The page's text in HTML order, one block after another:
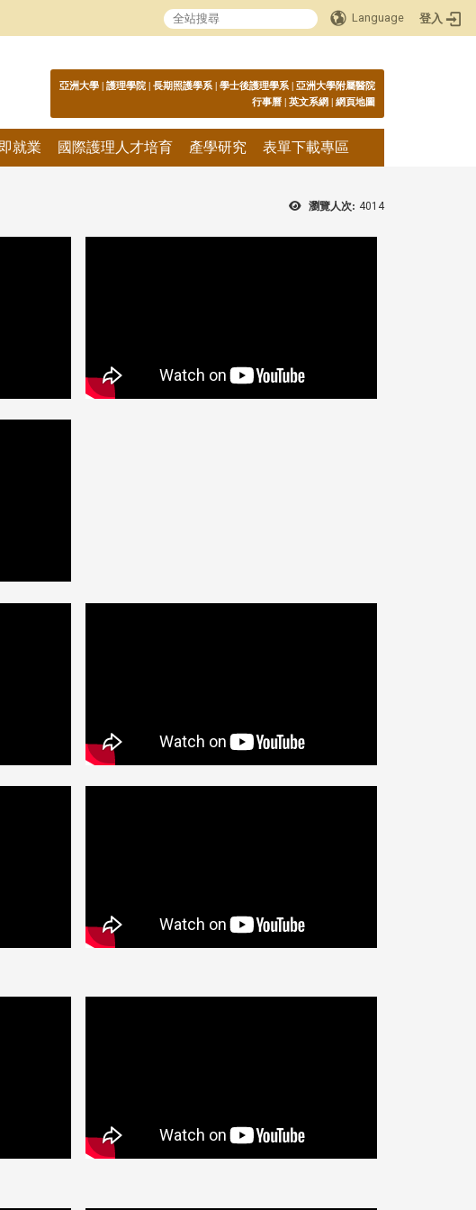
Language 登入
:::
亞洲大學 | 護理學院 | 長期照護學系 | 學士後護理學系 | 亞洲大學附屬醫院
行事曆 | 英文系網 | 網頁地圖
就業 國際護理人才培育 產學研究 表單下載專區
瀏覽人次: 4014